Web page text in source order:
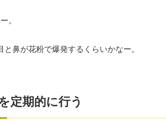
。
と鼻が花粉で爆発するくらいかなー。
定期的に行う